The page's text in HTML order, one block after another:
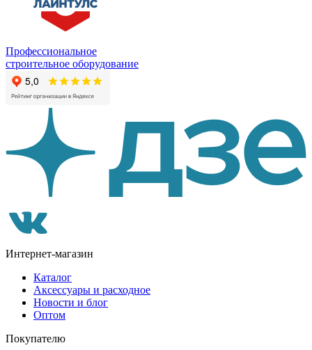
Профессиональное
строительное оборудование
Интернет-магазин
Каталог
Аксессуары и расходное
Новости и блог
Оптом
Покупателю